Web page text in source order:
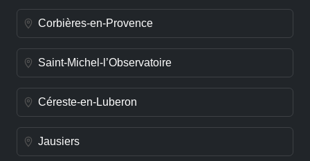
Corbières-en-Provence
Saint-Michel-l’Observatoire
Céreste-en-Luberon
Jausiers